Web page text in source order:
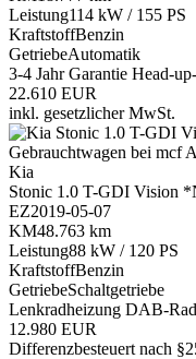
Leistung114 kW / 155 PS
KraftstoffBenzin
GetriebeAutomatik
3-4 Jahr Garantie Head-
22.610 EUR
inkl. gesetzlicher MwSt.
Kia
Stonic 1.0 T-GDI Vision
EZ2019-05-07
KM48.763 km
Leistung88 kW / 120 PS
KraftstoffBenzin
GetriebeSchaltgetriebe
Lenkradheizung DAB-
12.980 EUR
Differenzbesteuert nach